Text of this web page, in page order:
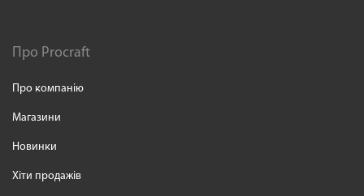
Про Procraft
Про компанію
Магазини
Новинки
Хіти продажів